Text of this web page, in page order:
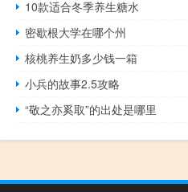
10款适合冬季养生糖水
密歇根大学在哪个州
核桃养生奶多少钱一箱
小兵的故事2.5攻略
“敬之亦奚取”的出处是哪里